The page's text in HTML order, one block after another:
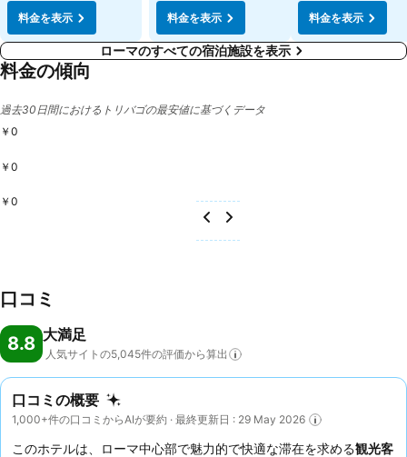
料金を表示
料金を表示
料金を表示
ローマのすべての宿泊施設を表示
料金の傾向
過去30日間におけるトリバゴの最安値に基づくデータ
￥0
￥0
￥0
口コミ
8.8 大満足
人気サイトの5,045件の評価から算出
口コミの概要
1,000+件の口コミからAIが要約 · 最終更新日 : 29 May 2026
このホテルは、ローマ中心部で魅力的で快適な滞在を求める観光客